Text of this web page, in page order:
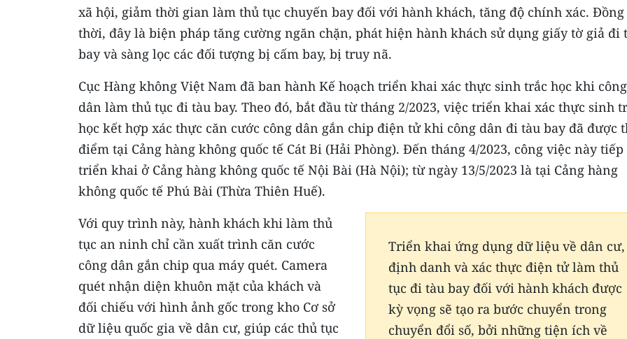
xã hội, giảm thời gian làm thủ tục chuyến bay đối với hành khách, tăng độ chính xác. Đồng
thời, đây là biện pháp tăng cường ngăn chặn, phát hiện hành khách sử dụng giấy tờ giả đi
bay và sàng lọc các đối tượng bị cấm bay, bị truy nã.
Cục Hàng không Việt Nam đã ban hành Kế hoạch triển khai xác thực sinh trắc học khi công
dân làm thủ tục đi tàu bay. Theo đó, bắt đầu từ tháng 2/2023, việc triển khai xác thực sinh
học kết hợp xác thực căn cước công dân gắn chip điện tử khi công dân đi tàu bay đã được
điểm tại Cảng hàng không quốc tế Cát Bi (Hải Phòng). Đến tháng 4/2023, công việc này tiếp
triển khai ở Cảng hàng không quốc tế Nội Bài (Hà Nội); từ ngày 13/5/2023 là tại Cảng hàng
không quốc tế Phú Bài (Thừa Thiên Huế).
Triển khai ứng dụng dữ liệu về dân cư,
định danh và xác thực điện tử làm thủ
tục đi tàu bay đối với hành khách được
kỳ vọng sẽ tạo ra bước chuyển trong
chuyển đổi số, bởi những tiện ích về
Với quy trình này, hành khách khi làm thủ
tục an ninh chỉ cần xuất trình căn cước
công dân gắn chip qua máy quét. Camera
quét nhận diện khuôn mặt của khách và
đối chiếu với hình ảnh gốc trong kho Cơ sở
dữ liệu quốc gia về dân cư, giúp các thủ tục